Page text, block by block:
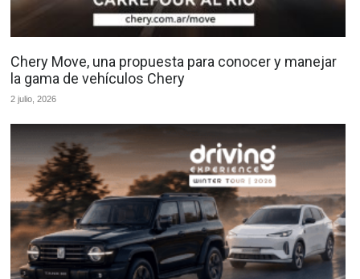
Chery Move, una propuesta para conocer y manejar
la gama de vehículos Chery
2 julio, 2026